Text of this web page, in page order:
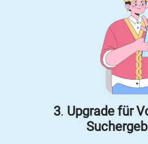
3. Upgrade für